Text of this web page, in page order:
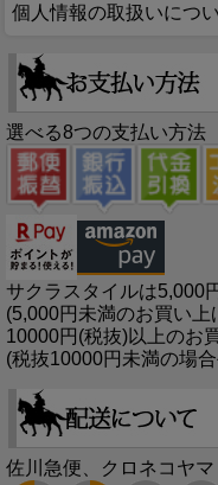
個人情報の取扱いにつ
選べる8つの支払い方法
サクラスタイルは5,000
(5,000円未満のお買い
10000円(税抜)以上のお
(税抜10000円未満の場
佐川急便、クロネコヤ